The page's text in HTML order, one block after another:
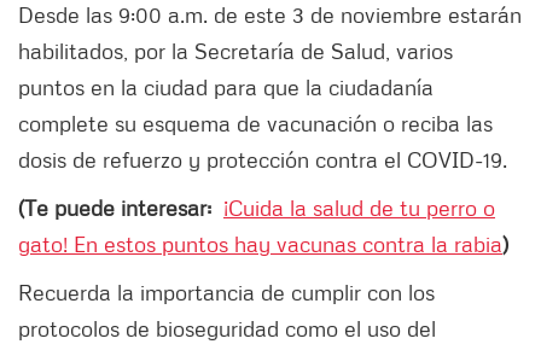
Desde las 9:00 a.m. de este 3 de noviembre estarán
habilitados, por la Secretaría de Salud, varios
puntos en la ciudad para que la ciudadanía
complete su esquema de vacunación o reciba las
dosis de refuerzo y protección contra el COVID-19.
(Te puede interesar: ¡Cuida la salud de tu perro o
gato! En estos puntos hay vacunas contra la rabia)
Recuerda la importancia de cumplir con los
protocolos de bioseguridad como el uso del